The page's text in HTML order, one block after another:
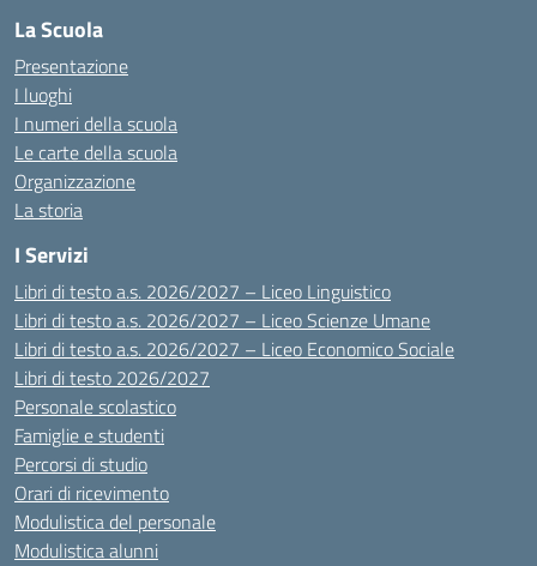
La Scuola
Presentazione
I luoghi
I numeri della scuola
Le carte della scuola
Organizzazione
La storia
I Servizi
Libri di testo a.s. 2026/2027 – Liceo Linguistico
Libri di testo a.s. 2026/2027 – Liceo Scienze Umane
Libri di testo a.s. 2026/2027 – Liceo Economico Sociale
Libri di testo 2026/2027
Personale scolastico
Famiglie e studenti
Percorsi di studio
Orari di ricevimento
Modulistica del personale
Modulistica alunni